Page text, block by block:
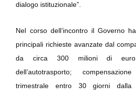
dialogo istituzionale”.
Nel corso dell’incontro il Governo
principali richieste avanzate dal
da circa 300 milioni di
dell’autotrasporto;
trimestrale entro 30 giorni dalla